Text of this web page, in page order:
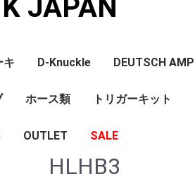
JAPAN
and Plugs
- G4
and Tuning
- G4+
Tuning ケーブ
タ＆Pin
in ハーネス
ーネス G4+Kurofune
MAZDA
MITSUBISHI
HONDA
TOYOTA
NISSAN
クセンサー
ンサー
ンサー
ンサー
センサー
ムダ 空燃比
トコントロール
キ D-Knuckle DEUTSCH AMP
AMP SSC
DTM
DT
DTP
その他
ュー
ュチュ
シュ
ホース類
シリコンホース
耐熱スリーブ
バキュームホース
燃料ホース
トリガーキット
ハーネス
OUTLET SALE
ECU
PDM
CAN and Tuning
CAN Keypad/Button
LOOMS
MAPセンサー
温度センサー
イグニッション
インジェクション
CAN Lambda
チューニングツール
圧力センサー
電動スロットル
ブーストコントロー
EGT
アクセサリー・他
HLHB3